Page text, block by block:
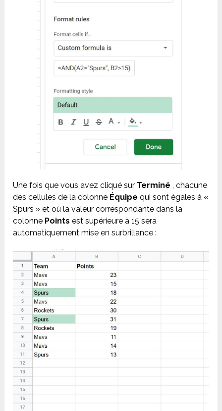
Une fois que vous avez cliqué sur Terminé , chacune
des cellules de la colonne Équipe qui sont égales à «
Spurs » et où la valeur correspondante dans la
colonne Points est supérieure à 15 sera
automatiquement mise en surbrillance :